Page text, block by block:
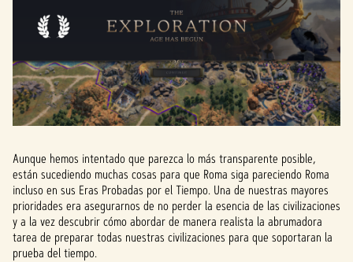
Aunque hemos intentado que parezca lo más transparente posible,
están sucediendo muchas cosas para que Roma siga pareciendo Roma
incluso en sus Eras Probadas por el Tiempo. Una de nuestras mayores
prioridades era asegurarnos de no perder la esencia de las civilizaciones
y a la vez descubrir cómo abordar de manera realista la abrumadora
tarea de preparar todas nuestras civilizaciones para que soportaran la
prueba del tiempo.